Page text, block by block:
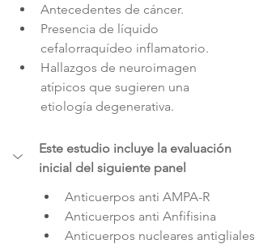
Antecedentes de cáncer.
Presencia de líquido
cefalorraquídeo inflamatorio.
Hallazgos de neuroimagen
atípicos que sugieren una
etiología degenerativa.
Este estudio incluye la evaluación
inicial del siguiente panel
Anticuerpos anti AMPA-R
Anticuerpos anti Anfifisina
Anticuerpos nucleares antigliales